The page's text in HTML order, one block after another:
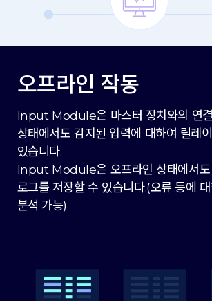
오프라인 작동
Input Module은 마스터 장치와의 연
상태에서도 감지된 입력에 대하여 릴레
있습니다.
Input Module은 오프라인 상태에서도
로그를 저장할 수 있습니다.(오류 등에
분석 가능)